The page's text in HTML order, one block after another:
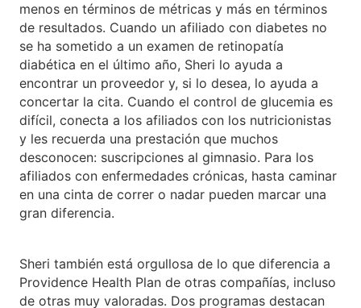
menos en términos de métricas y más en términos
de resultados. Cuando un afiliado con diabetes no
se ha sometido a un examen de retinopatía
diabética en el último año, Sheri lo ayuda a
encontrar un proveedor y, si lo desea, lo ayuda a
concertar la cita. Cuando el control de glucemia es
difícil, conecta a los afiliados con los nutricionistas
y les recuerda una prestación que muchos
desconocen: suscripciones al gimnasio. Para los
afiliados con enfermedades crónicas, hasta caminar
en una cinta de correr o nadar pueden marcar una
gran diferencia.
Sheri también está orgullosa de lo que diferencia a
Providence Health Plan de otras compañías, incluso
de otras muy valoradas. Dos programas destacan